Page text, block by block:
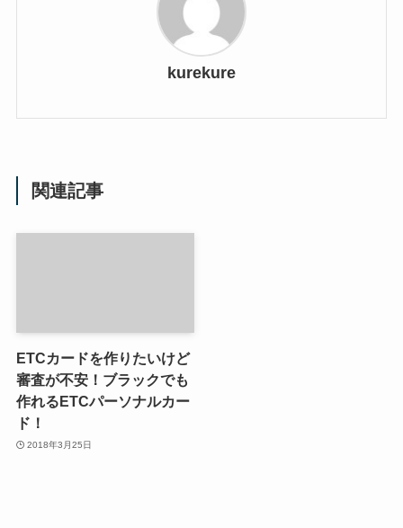
kurekure
関連記事
ETCカードを作りたいけど
審査が不安！ブラックでも
作れるETCパーソナルカー
ド！
2018年3月25日